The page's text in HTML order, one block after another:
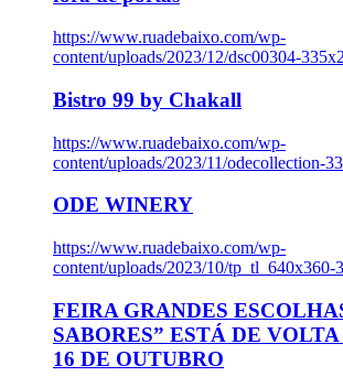
https://www.ruadebaixo.com/wp-
content/uploads/2023/12/dsc00304-
Bistro 99 by Chakall
https://www.ruadebaixo.com/wp-
content/uploads/2023/11/odecollection-
ODE WINERY
https://www.ruadebaixo.com/wp-
content/uploads/2023/10/tp_tl_640x360-
FEIRA GRANDES
SABORES” ESTÁ DE
16 DE OUTUBRO